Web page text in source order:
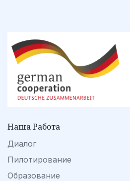
Наша Работа
Диалог
Пилотирование
Образование